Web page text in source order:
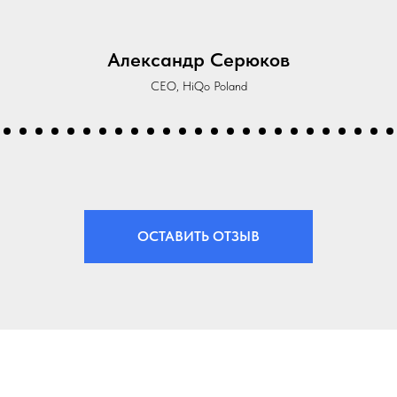
ретрита они всегда были на месте, обеспечивая
впечатлениями, такими как дегустация
этот опыт любой организации, ищущей
мероприятие. Браво команде за